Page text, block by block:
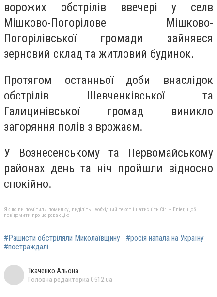
ворожих обстрілів ввечері у селв
Мішково-Погорілове Мішково-
Погорілівської громади зайнявся
зерновий склад та житловий будинок.
Протягом останньої доби внаслідок
обстрілів Шевченківської та
Галицинівської громад виникло
загоряння полів з врожаєм.
У Вознесенському та Первомайському
районах день та ніч пройшли відносно
спокійно.
Якщо ви помітили помилку, виділіть необхідний текст і натисніть Ctrl + Enter, щоб
повідомити про це редакцію
#Рашисти обстріляли Миколаївщину
#росія напала на Україну
#постраждалі
Ткаченко Альона
Головна редакторка 0512.ua